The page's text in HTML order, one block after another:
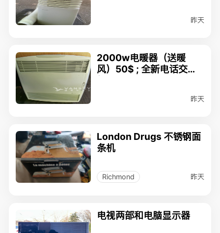
昨天
2000w电暖器（送暖
风）50$ ; 全新电话交换
昨天
London Drugs 不锈钢面
条机
Richmond 昨天
电视两部和电脑显示器